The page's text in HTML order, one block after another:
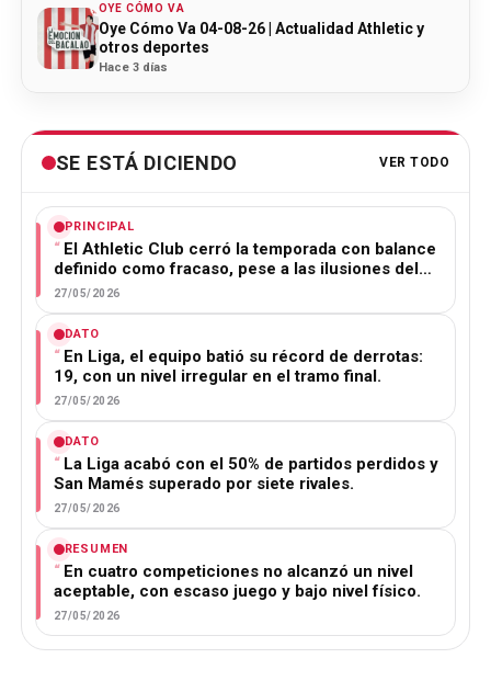
OYE CÓMO VA
Oye Cómo Va 04-08-26 | Actualidad Athletic y
otros deportes
Hace 3 días
SE ESTÁ DICIENDO VER TODO
PRINCIPAL
El Athletic Club cerró la temporada con balance
definido como fracaso, pese a las ilusiones del…
27/05/2026
DATO
En Liga, el equipo batió su récord de derrotas:
19, con un nivel irregular en el tramo final.
27/05/2026
DATO
La Liga acabó con el 50% de partidos perdidos y
San Mamés superado por siete rivales.
27/05/2026
RESUMEN
En cuatro competiciones no alcanzó un nivel
aceptable, con escaso juego y bajo nivel físico.
27/05/2026